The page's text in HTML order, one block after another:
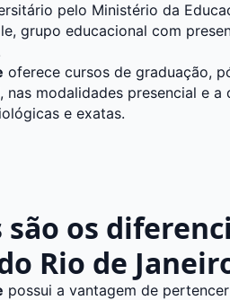
pelo Ministério da
grupo educacional com
oferece cursos de graduação,
nas modalidades presencial e a
e exatas.
são os
Rio de
possui a vantagem de